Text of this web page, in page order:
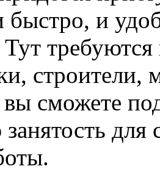
быстро, и
сможете